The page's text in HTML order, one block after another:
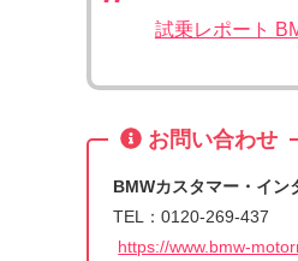
試乗レポート
お問い合わせ
BMWカスタマー・イン
TEL：0120-269-437
https://www.bmw-